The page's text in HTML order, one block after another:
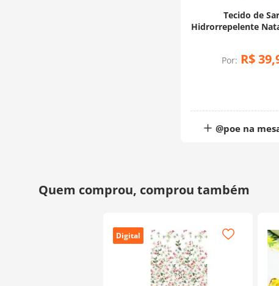
Tecido de
Hidrorrepelente
Por: R$ 39,
@poe na
Digital